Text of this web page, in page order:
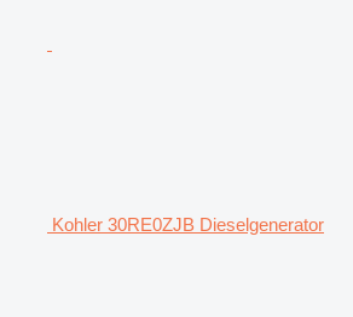
Kohler 30RE0ZJB Dieselgenerator